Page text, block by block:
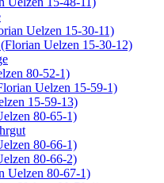
Uelzen 15-30-11)
Uelzen 15-30-12)
80-52-1)
Uelzen 15-59-1)
15-59-13)
80-65-1)
80-66-1)
80-66-2)
Uelzen 80-67-1)